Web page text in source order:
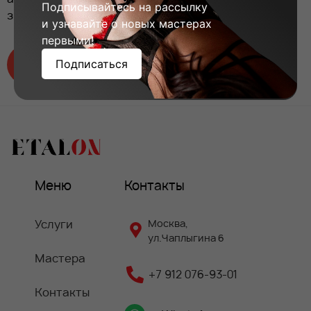
зимней хандре и тоске по летнему солнышку.
Выбрать программу
Меню
Услуги
Мастера
Контакты
Контакты
Москва,
ул.Чаплыгина 6
+7 912 076-93-01
Подписывайтесь на рассылку
и узнавайте о новых мастерах
первыми!
Подписаться